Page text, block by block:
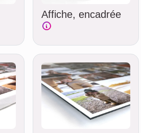
Affiche, encadrée